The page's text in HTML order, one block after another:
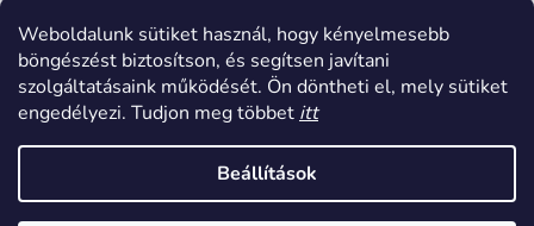
Weboldalunk sütiket használ, hogy kényelmesebb
böngészést biztosítson, és segítsen javítani
szolgáltatásaink működését. Ön döntheti el, mely sütiket
engedélyezi. Tudjon meg többet itt
Beállítások
Nagyon kényelmes, rugalmas. Méretnek megfelelő.